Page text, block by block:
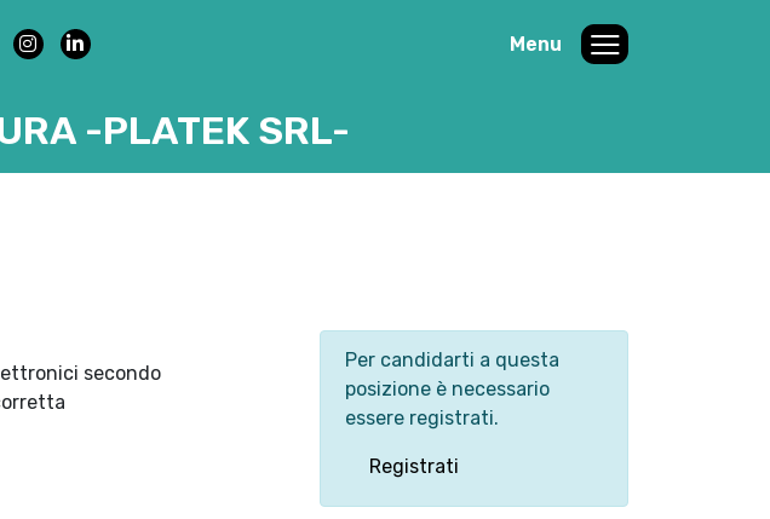
Menu
-PLATEK SRL-
secondo
Per candidarti a questa
posizione è necessario
essere registrati.
Registrati